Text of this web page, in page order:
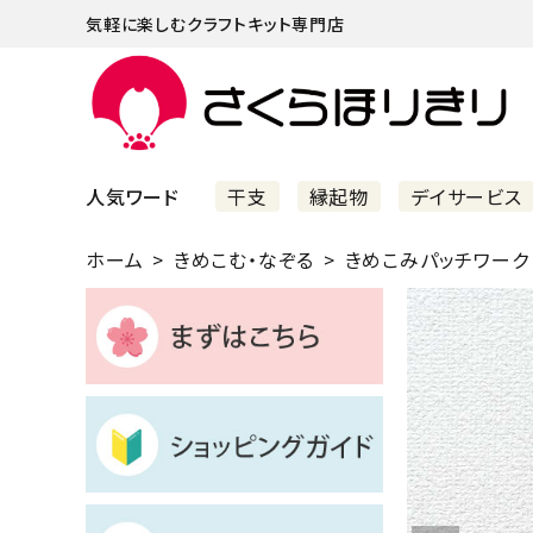
気軽に楽しむクラフトキット専門店
人気ワード 干支 縁起物 デイサービス
まずはこちら
ショッピングガイド
よくあるご質問
すべての商品
新着商品
ホーム きめこむ・なぞる きめこみパッチワーク